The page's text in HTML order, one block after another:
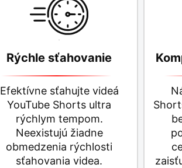
Rýchle sťahovanie
Efektívne sťahujte videá
YouTube Shorts ultra
rýchlym tempom.
Neexistujú žiadne
obmedzenia rýchlosti
sťahovania videa.